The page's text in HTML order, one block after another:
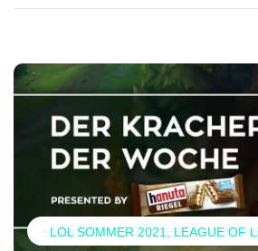
LOL SOMMER 2021 LEAGUE OF